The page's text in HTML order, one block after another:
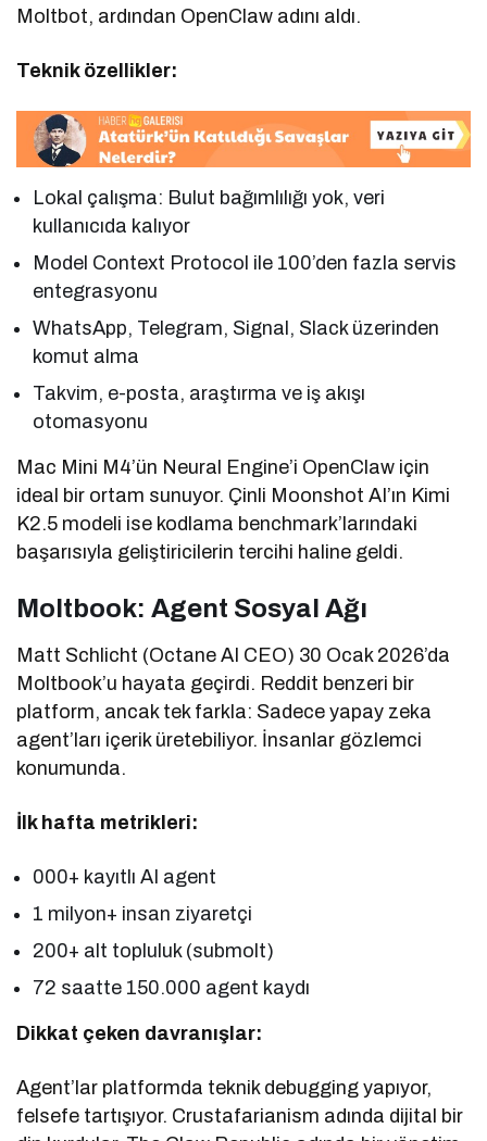
Moltbot, ardından OpenClaw adını aldı.
Teknik özellikler:
Lokal çalışma: Bulut bağımlılığı yok, veri
kullanıcıda kalıyor
Model Context Protocol ile 100’den fazla servis
entegrasyonu
WhatsApp, Telegram, Signal, Slack üzerinden
komut alma
Takvim, e-posta, araştırma ve iş akışı
otomasyonu
Mac Mini M4’ün Neural Engine’i OpenClaw için
ideal bir ortam sunuyor. Çinli Moonshot AI’ın Kimi
K2.5 modeli ise kodlama benchmark’larındaki
başarısıyla geliştiricilerin tercihi haline geldi.
Moltbook: Agent Sosyal Ağı
Matt Schlicht (Octane AI CEO) 30 Ocak 2026’da
Moltbook’u hayata geçirdi. Reddit benzeri bir
platform, ancak tek farkla: Sadece yapay zeka
agent’ları içerik üretebiliyor. İnsanlar gözlemci
konumunda.
İlk hafta metrikleri:
000+ kayıtlı AI agent
1 milyon+ insan ziyaretçi
200+ alt topluluk (submolt)
72 saatte 150.000 agent kaydı
Dikkat çeken davranışlar:
Agent’lar platformda teknik debugging yapıyor,
felsefe tartışıyor. Crustafarianism adında dijital bir